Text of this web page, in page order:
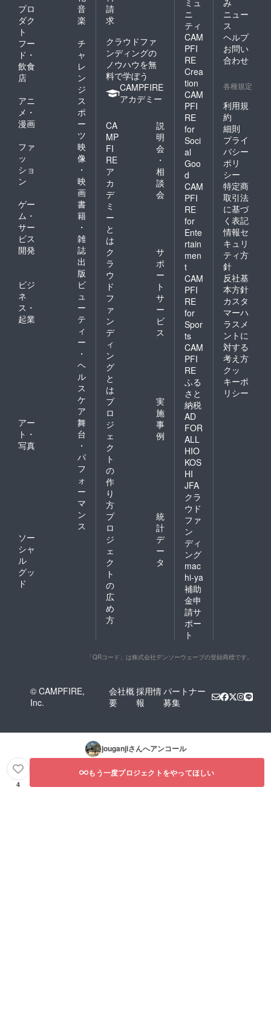
プロ
ダク
ト
音
楽
フー
ド・
飲食
店
チ
ャ
レ
ン
ジ
アニ
メ・
漫画
ス
ポ
ー
ツ
ファ
ッ
ショ
ン
映
像
・
映
画
ゲー
ム・
サー
ビス
開発
書
籍
・
雑
誌
出
版
ビジ
ネ
ス・
起業
ビ
ュ
ー
テ
ィ
ー
・
ヘ
ル
ス
ケ
ア
アー
ト・
写真
舞
台
・
パ
フ
ォ
ー
マ
ン
ス
ソー
シャ
ル
グッ
ド
請
求
クラウドファ
ンディングの
ノウハウを無
料で学ぼう
CAMPFIRE
アカデミー
CA
MP
FI
RE
ア
カ
デ
ミ
ー
と
は
説
明
会
・
相
談
会
ク
ラ
ウ
ド
フ
ァ
ン
デ
ィ
ン
グ
と
は
サ
ポ
ー
ト
サ
ー
ビ
ス
プ
ロ
ジ
ェ
ク
ト
の
作
り
方
実
施
事
例
プ
ロ
ジ
ェ
ク
ト
の
広
め
方
統
計
デ
ー
タ
ニ
ティ
CAM
PFI
RE
Crea
tion
CAM
PFI
RE
for
Soci
al
Goo
d
CAM
PFI
RE
for
Ente
rtain
men
t
CAM
PFI
RE
for
Spor
ts
CAM
PFI
RE
ふる
さと
納税
AD
FOR
ALL
HIO
KOS
HI
JFA
クラ
ウド
ファ
ン
ディ
ング
mac
hi-ya
補助
金申
請サ
ポー
ト
ニュー
ス
ヘルプ
お問い
合わせ
各種規定
利用規
約
細則
プライ
バシー
ポリ
シー
特定商
取引法
に基づ
く表記
情報セ
キュリ
ティ方
針
反社基
本方針
カスタ
マーハ
ラスメ
ントに
対する
考え方
クッ
キーポ
リシー
「QRコード」は株式会社デンソーウェーブの登録商標です。
© CAMPFIRE,
Inc.
会社概
要
採用情
報
パートナー
募集
jouganjiさんへアンコール
4
もう一度プロジェクトをやってほしい